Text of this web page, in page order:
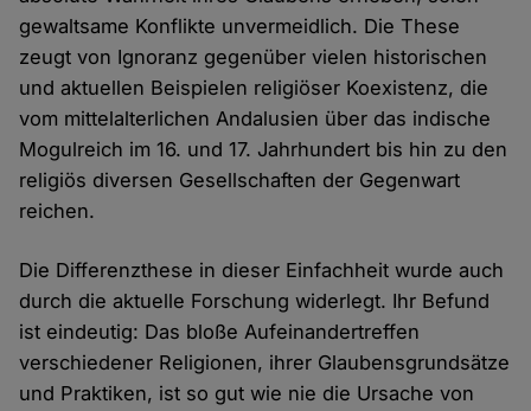
gewaltsame Konflikte unvermeidlich. Die These
zeugt von Ignoranz gegenüber vielen historischen
und aktuellen Beispielen religiöser Koexistenz, die
vom mittelalterlichen Andalusien über das indische
Mogulreich im 16. und 17. Jahrhundert bis hin zu den
religiös diversen Gesellschaften der Gegenwart
reichen.
Die Differenzthese in dieser Einfachheit wurde auch
durch die aktuelle Forschung widerlegt. Ihr Befund
ist eindeutig: Das bloße Aufeinandertreffen
verschiedener Religionen, ihrer Glaubensgrundsätze
und Praktiken, ist so gut wie nie die Ursache von